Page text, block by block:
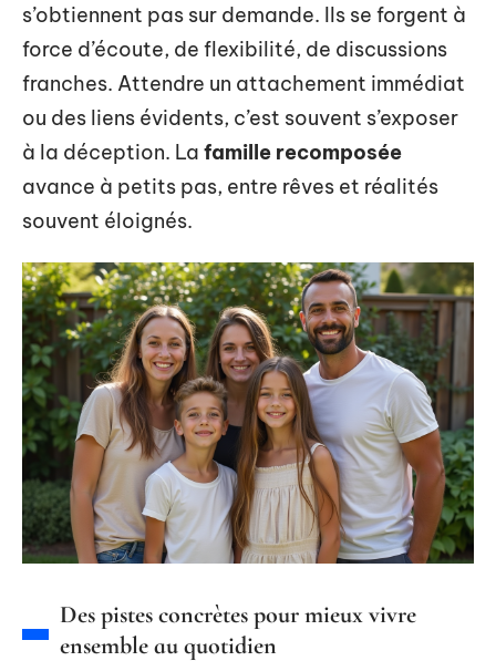
s’obtiennent pas sur demande. Ils se forgent à
force d’écoute, de flexibilité, de discussions
franches. Attendre un attachement immédiat
ou des liens évidents, c’est souvent s’exposer
à la déception. La famille recomposée
avance à petits pas, entre rêves et réalités
souvent éloignés.
Des pistes concrètes pour mieux vivre
ensemble au quotidien